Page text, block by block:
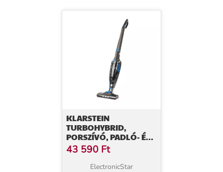
1800 W, 30 l, rozsdamentes
KLARSTEIN
TURBOHYBRID,
PORSZÍVÓ, PADLÓ- ÉS
KÉZI PORSZÍVÓ,
ANTRACIT/KÉK
43 590 Ft
ElectronicStar